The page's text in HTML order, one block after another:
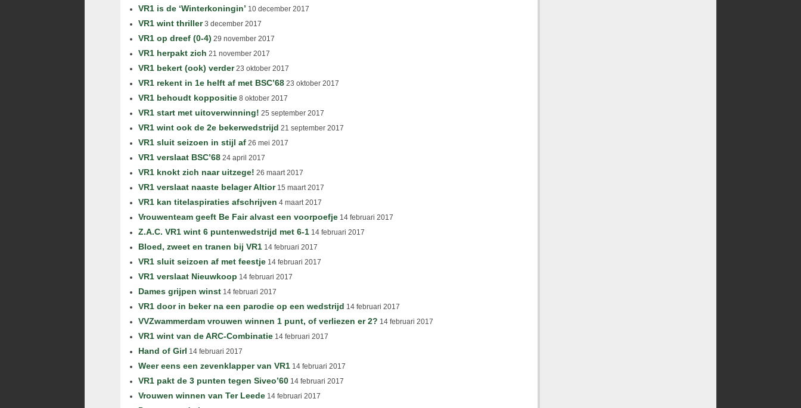
VR1 is de ‘Winterkoningin’ 10 december 2017
VR1 wint thriller3 december 2017
VR1 op dreef (0-4) 29 november 2017
VR1 herpakt zich 21 november 2017
VR1 bekert (ook) verder23 oktober 2017
VR1 rekent in 1e helft af met BSC’68 23 oktober 2017
VR1 behoudt koppositie 8 oktober 2017
VR1 start met uitoverwinning! 25 september 2017
VR1 wint ook de 2e bekerwedstrijd 21 september 2017
VR1 sluit seizoen in stijl af 26 mei 2017
VR1 verslaat BSC’68 24 april 2017
VR1 knokt zich naar uitzege! 26 maart 2017
VR1 verslaat naaste belager Altior15 maart 2017
VR1 kan titelaspiraties afschrijven 4 maart 2017
Vrouwenteam geeft Be Fair alvast een voorpoefje 14 februari 2017
Z.A.C. VR1 wint 6 puntenwedstrijd met 6-1 14 februari 2017
Bloed, zweet en tranen bij VR1 14 februari 2017
VR1 sluit seizoen af met feestje 14 februari 2017
VR1 verslaat Nieuwkoop 14 februari 2017
Dames grijpen winst 14 februari 2017
VR1 door in beker na een parodie op een wedstrijd 14 februari 2017
VVZwammerdam vrouwen winnen 1 punt, of verliezen er 2? 14 februari 2017
VR1 wint van de ARC-Combinatie 14 februari 2017
Hand of Girl 14 februari 2017
Weer eens een zevenklapper van VR1 14 februari 2017
VR1 pakt de 3 punten tegen Siveo’60 14 februari 2017
Vrouwen winnen van Ter Leede 14 februari 2017